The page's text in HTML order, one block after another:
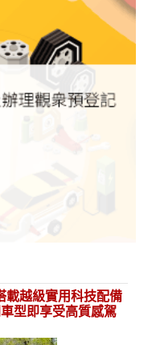
越級實用科技配備
型即享受高質感駕